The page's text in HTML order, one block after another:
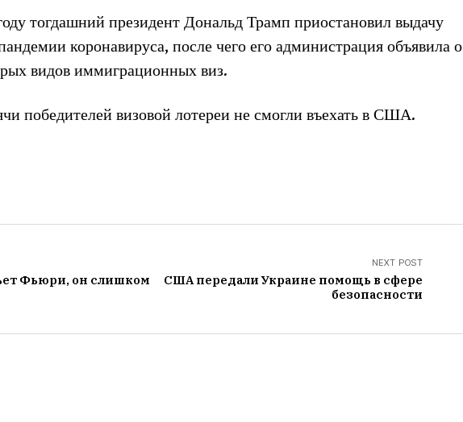
тогдашний президент Дональд Трамп приостановил выдачу
коронавируса, после чего его администрация объявила о
видов иммиграционных виз.
победителей визовой лотереи не смогли въехать в США.
Фьюри, он слишком
NEXT POST
США передали Украине помощь в сфере
безопасности